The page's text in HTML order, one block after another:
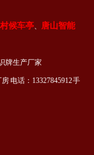
候车亭、 唐山智能
牌生产厂家
电话：13327845912 手